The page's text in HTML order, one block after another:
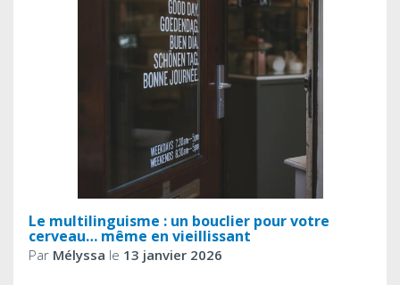
Le multilinguisme : un bouclier pour votre
cerveau… même en vieillissant
Par Mélyssa le 13 janvier 2026